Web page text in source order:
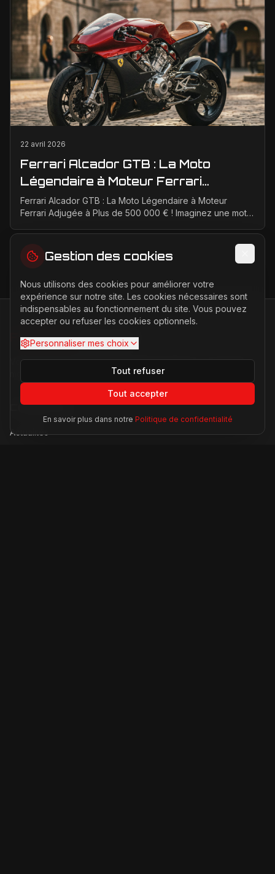
22 avril 2026
Ferrari Alcador GTB : La Moto
Légendaire à Moteur Ferrari
Adjugée à Plus de 500 000 € !
Ferrari Alcador GTB : La Moto Légendaire à Moteur
Ferrari Adjugée à Plus de 500 000 € ! Imaginez une moto
FERRARI PASSION
Votre source d'actualités sur l'univers Ferrari. F1, nouveaux
modèles, histoire légendaire.
Catégories
Actualités
Gestion des cookies
Nous utilisons des cookies pour améliorer votre
expérience sur notre site. Les cookies nécessaires sont
indispensables au fonctionnement du site. Vous pouvez
accepter ou refuser les cookies optionnels.
Personnaliser mes choix
Tout refuser
Tout accepter
En savoir plus dans notre Politique de confidentialité